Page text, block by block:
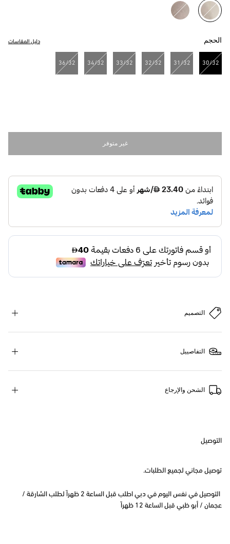
مختار
الحجم دليل المقاسات
30/32
مختار
31/32
32/32
33/32
34/32
36/32
غير متوفر
التصميم
التفاصييل
الشحن والإرجاع
التوصيل
توصيل مجاني لجميع الطلبات.
التوصيل في نفس اليوم في دبي اطلب قبل الساعة 2 ظهراً لطلب الشارقة /
عجمان / أبو ظبي قبل الساعة 12 ظهراً